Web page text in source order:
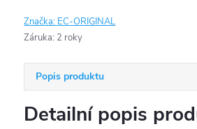
Značka: EC-ORIGINAL
Záruka: 2 roky
Popis produktu
Detailní popis